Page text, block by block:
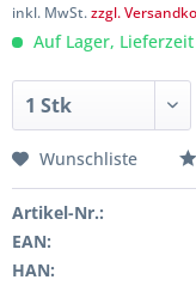
inkl. MwSt.zzgl.
Auf Lager,
Wunschliste
Artikel-Nr.:
EAN:
HAN: